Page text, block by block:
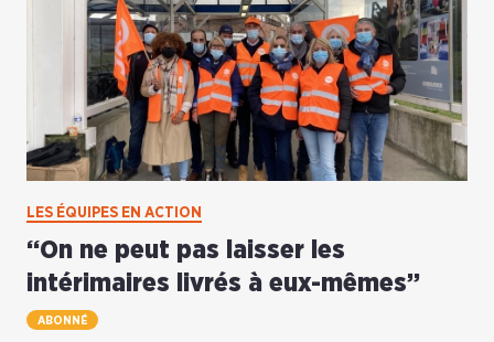
LES ÉQUIPES EN ACTION
“On ne peut pas laisser les
intérimaires livrés à eux-mêmes”
ABONNÉ